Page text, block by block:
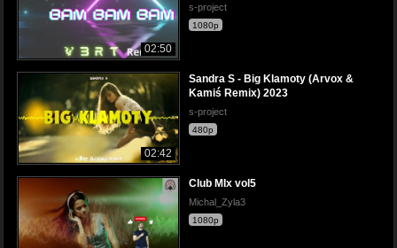
02:50
s-project
1080p
02:42
Sandra S - Big Klamoty (Arvox &
Kamiś Remix) 2023
s-project
480p
Club MIx vol5
Michal_Zyla3
1080p